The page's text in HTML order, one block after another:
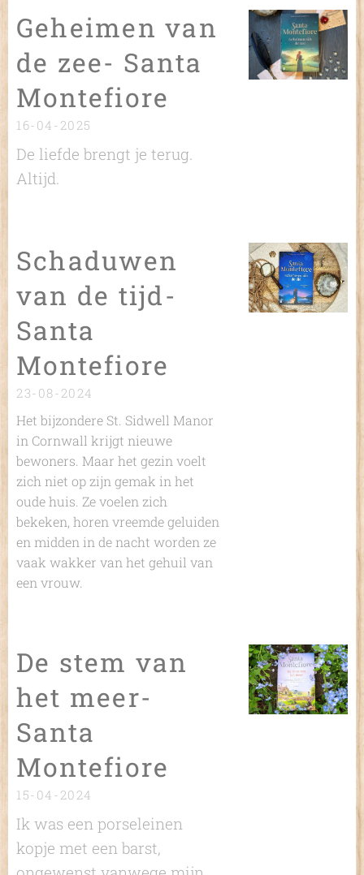
Geheimen van
de zee- Santa
Montefiore
16-04-2025
De liefde brengt je terug.
Altijd.
Schaduwen
van de tijd-
Santa
Montefiore
23-08-2024
Het bijzondere St. Sidwell Manor
in Cornwall krijgt nieuwe
bewoners. Maar het gezin voelt
zich niet op zijn gemak in het
oude huis. Ze voelen zich
bekeken, horen vreemde geluiden
en midden in de nacht worden ze
vaak wakker van het gehuil van
een vrouw.
De stem van
het meer-
Santa
Montefiore
15-04-2024
Ik was een porseleinen
kopje met een barst,